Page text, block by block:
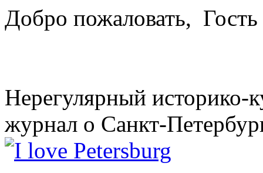
Добро пожаловать, Гость
Нерегулярный историко-
журнал о Санкт-